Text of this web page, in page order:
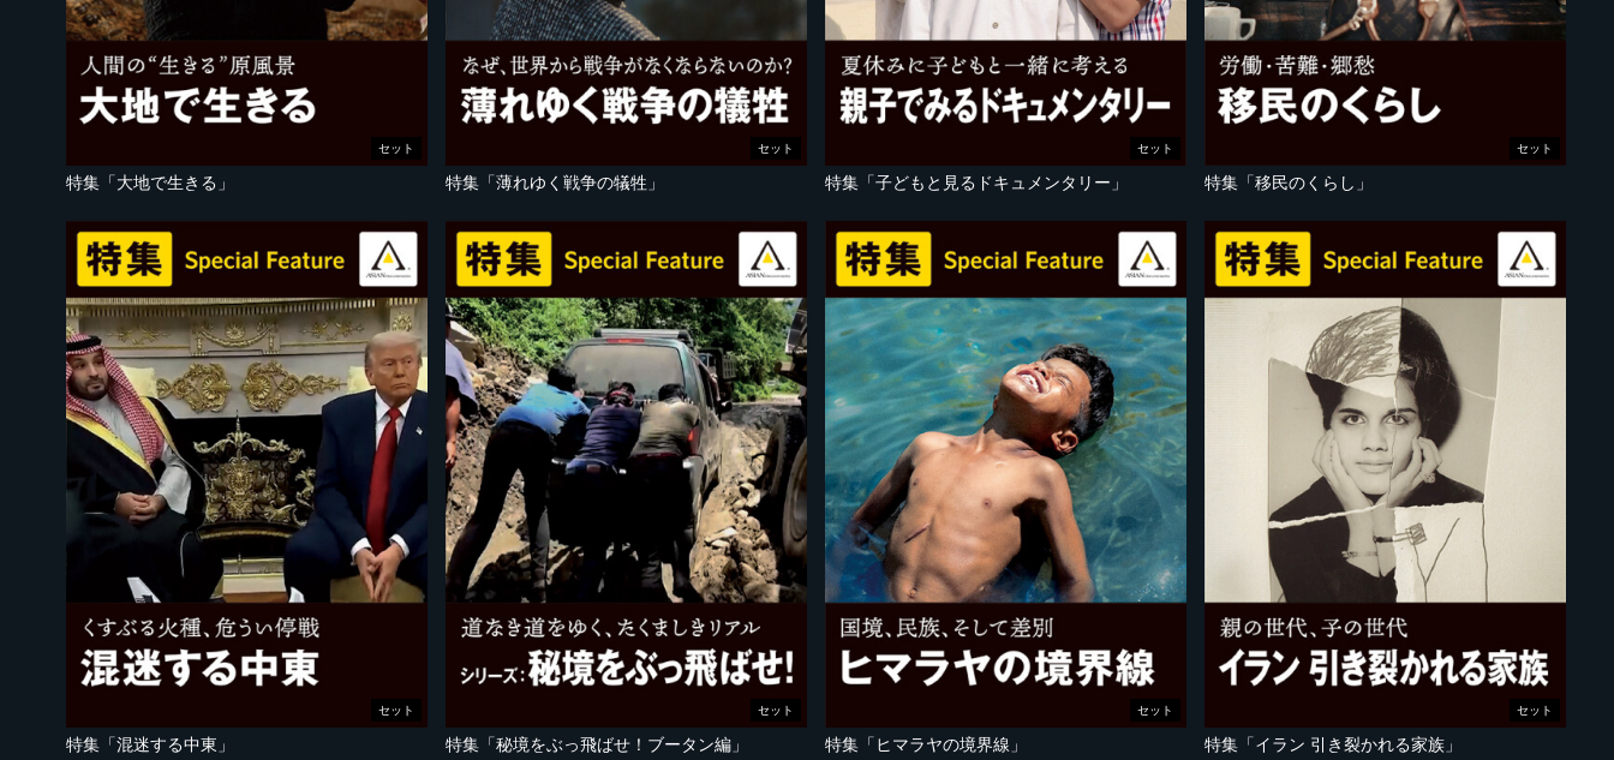
セット
特集「大地で生きる」
セット
特集「薄れゆく戦争の犠牲」
セット
特集「子どもと見るドキュメンタリー」
セット
特集「移民のくらし」
セット
特集「混迷する中東」
セット
特集「秘境をぶっ飛ばせ！ブータン編」
セット
特集「ヒマラヤの境界線」
セット
特集「イラン 引き裂かれる家族」